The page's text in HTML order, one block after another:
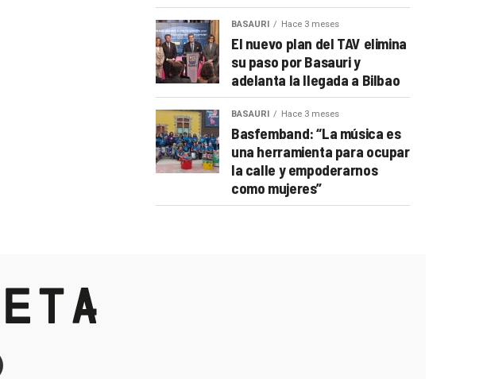
BASAURI Hace 3 meses
El nuevo plan del TAV elimina
su paso por Basauri y
adelanta la llegada a Bilbao
BASAURI Hace 3 meses
Basfemband: “La música es
una herramienta para ocupar
la calle y empoderarnos
como mujeres”